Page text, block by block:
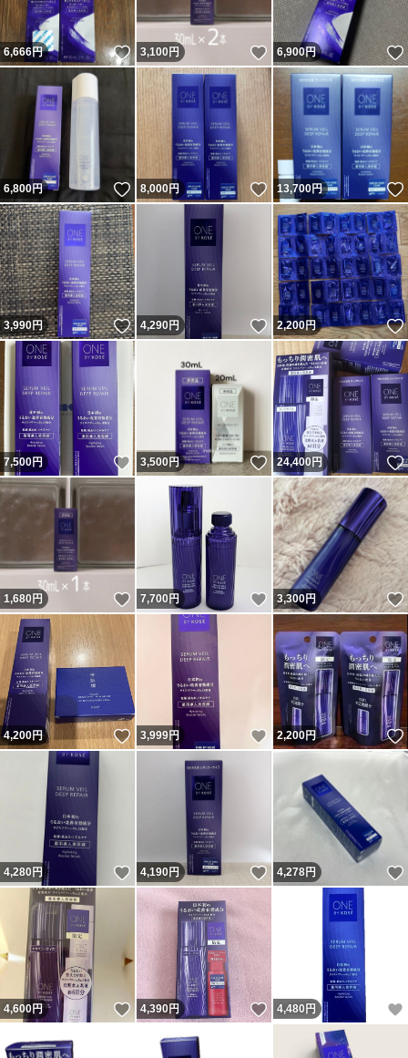
6,666円 いいね！
3,100円 いいね！
6,900円
6,800円 いいね！
8,000円 いいね！
13,700円
3,990円 いいね！
4,290円 いいね！
2,200円
7,500円 いいね！
3,500円 いいね！
24,400円
1,680円 いいね！
7,700円 いいね！
3,300円
4,200円 いいね！
3,999円 いいね！
2,200円
4,280円 いいね！
4,190円 いいね！
4,278円
4,600円 いいね！
4,390円 いいね！
4,480 円